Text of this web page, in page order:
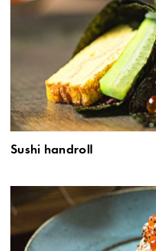
Sushi handroll